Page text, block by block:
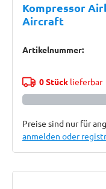
Kompressor
Aircraft
Artikelnummer:
0 Stücklieferbar
Preise sind nur für
anmelden oder